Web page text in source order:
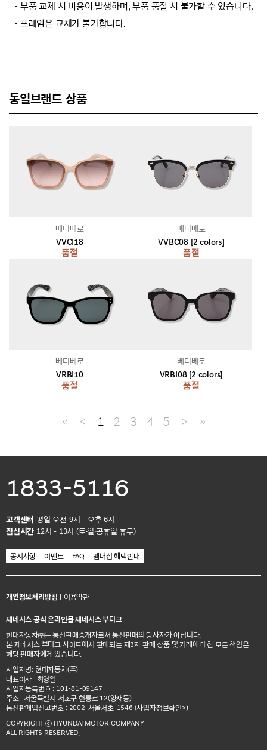
－부품 교체 시 비용이 발생하며, 부품 품절 시 불가할 수 있습니다.
－프레임은 교체가 불가합니다.
동일브랜드 상품
VVCI18
품절
베디베로
VVBC08 [2 colors]
품절
베디베로
VRBI10
품절
베디베로
VRBI08 [2 colors]
품절
베디베로
≪ ＜ 1 2 3 4 5 ＞ ≫
1833-5116
고객센터 평일 오전 9시 - 오후 6시
점심시간 12시 - 13시 (토·일·공휴일 휴무)
공지사항 이벤트 FAQ 멤버십 혜택안내
개인정보처리방침 이용약관
제네시스 공식 온라인몰 제네시스 부티크
현대자동차㈜는 통신판매중개자로서 통신판매의 당사자가 아닙니다.
본 제네시스 부티크 사이트에서 판매되는 제3자 판매 상품 및 거래에 대한 모든 책임은
해당 판매자에게 있습니다.
사업자명: 현대자동차(주)
대표이사 : 최영일
사업자등록번호 : 101-81-09147
주소 : 서울특별시 서초구 헌릉로 12(양재동)
통신판매업신고번호 : 2002-서울서초-1546 (사업자정보확인>)
COPYRIGHT ⓒ HYUNDAI MOTOR COMPANY.
ALL RIGHTS RESERVED.